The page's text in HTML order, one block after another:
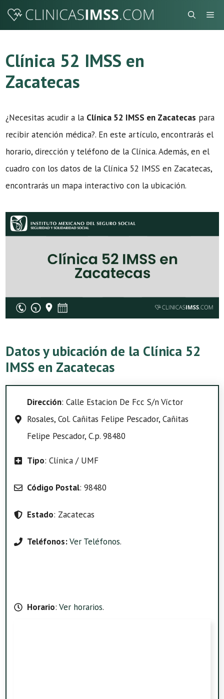
Saltar
Clínica 52 IMSS en
Zacatecas
¿Necesitas acudir a la Clínica 52 IMSS en Zacatecas para
recibir atención médica?. En este artículo, encontrarás el
horario, dirección y teléfono de la Clínica. Además, en el
cuadro con los datos de la Clínica 52 IMSS en Zacatecas,
encontrarás un mapa interactivo con la ubicación.
Datos y ubicación de la Clínica 52
IMSS en Zacatecas
Dirección: Calle Estacion De Fcc S/n Víctor
Rosales, Col. Cañitas Felipe Pescador, Cañitas
Felipe Pescador, C.p. 98480
Tipo: Clínica / UMF
Código Postal: 98480
Estado: Zacatecas
Teléfonos:Ver Teléfonos.
Horario: Ver horarios.